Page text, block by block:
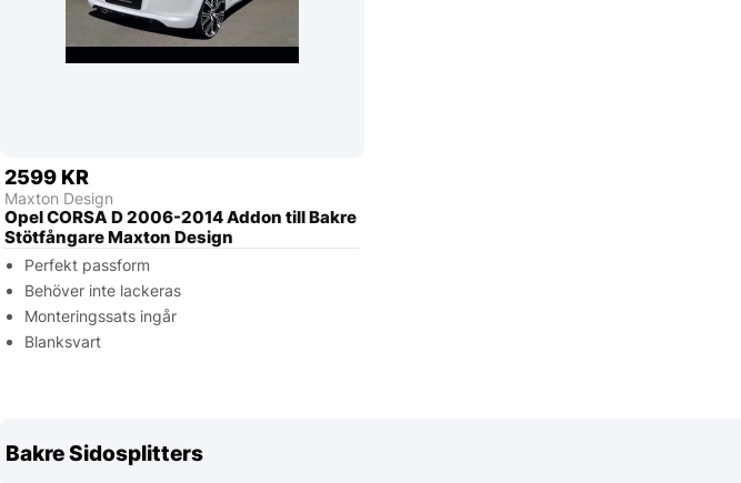
2599 KR
Maxton Design
Opel CORSA D 2006-2014 Addon till Bakre
Stötfångare Maxton Design
Perfekt passform
Behöver inte lackeras
Monteringssats ingår
Blanksvart
Bakre Sidosplitters